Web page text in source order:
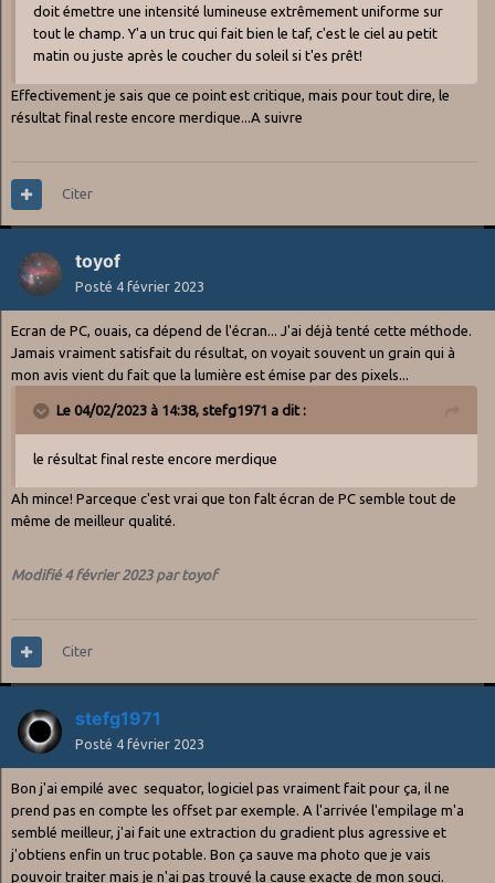
doit émettre une intensité lumineuse extrêmement uniforme sur
tout le champ. Y'a un truc qui fait bien le taf, c'est le ciel au petit
matin ou juste après le coucher du soleil si t'es prêt!
Effectivement je sais que ce point est critique, mais pour tout dire, le
résultat final reste encore merdique...A suivre
Citer
toyof
Posté 4 février 2023
Ecran de PC, ouais, ca dépend de l'écran... J'ai déjà tenté cette méthode.
Jamais vraiment satisfait du résultat, on voyait souvent un grain qui à
mon avis vient du fait que la lumière est émise par des pixels...
Le 04/02/2023 à 14:38, stefg1971 a dit :
le résultat final reste encore merdique
Ah mince! Parceque c'est vrai que ton falt écran de PC semble tout de
même de meilleur qualité.
Modifié 4 février 2023par toyof
Citer
stefg1971
Posté 4 février 2023
Bon j'ai empilé avec sequator, logiciel pas vraiment fait pour ça, il ne
prend pas en compte les offset par exemple. A l'arrivée l'empilage m'a
semblé meilleur, j'ai fait une extraction du gradient plus agressive et
j'obtiens enfin un truc potable. Bon ça sauve ma photo que je vais
pouvoir traiter mais je n'ai pas trouvé la cause exacte de mon souci.